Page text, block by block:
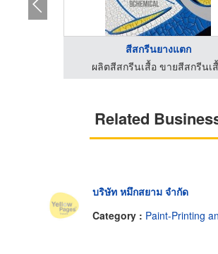
สีสกรีนยางแตก
ผลิตสีสกรีนเสื้อ ขายสีสกรีนเ
Related
บริษัท หมึกสยาม จำกัด
Category : Paint-Printing